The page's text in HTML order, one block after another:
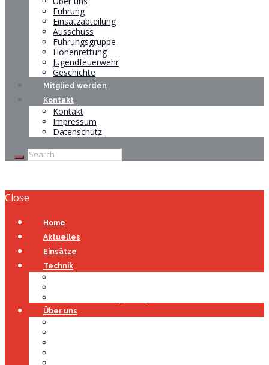
Führung
Einsatzabteilung
Ausschuss
Führungsgruppe
Höhenrettung
Jugendfeuerwehr
Geschichte
Mitglied werden
Kontakt
Kontakt
Impressum
Datenschutz
Close
Home
Aktuelles
Einsätze
Technik
Über uns